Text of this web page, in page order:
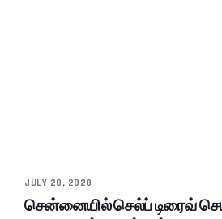
JULY 20, 2020
சென்னையில் செல்ப் டிரைவ்